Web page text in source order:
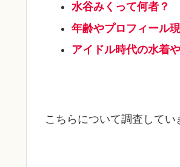
水谷みくって何者？
年齢やプロフィール
アイドル時代の水着
こちらについて調査してい